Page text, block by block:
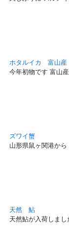
ホタルイカ 富山産
今年初物です 富山
ズワイ蟹
山形県鼠ヶ関港か
天然 鮎
天然鮎が入荷しま